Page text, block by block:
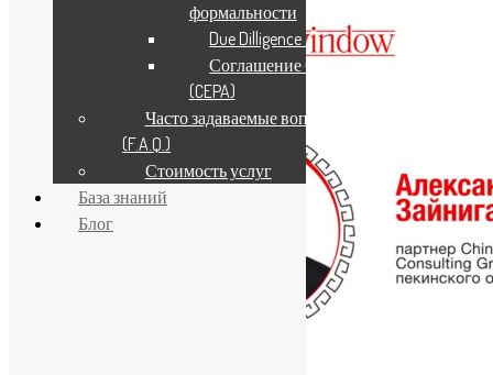
формальности
Due Dilligence & KYC
Соглашение СТЭП
(CEPA)
Часто задаваемые вопросы
(F.A.Q.)
Стоимость услуг
База знаний
Блог